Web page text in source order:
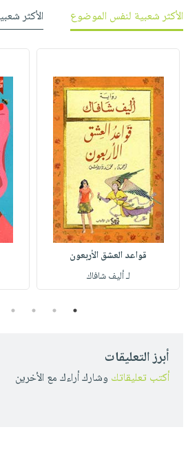
الأكثر شعبية لنفس الموضوع
الأكثر
قواعد العشق الأربعون
لـ أليف شافاك
1
2
3
4
أبرز التعليقات
أكتب تعليقاتك وشارك أراءك مع الأخرين